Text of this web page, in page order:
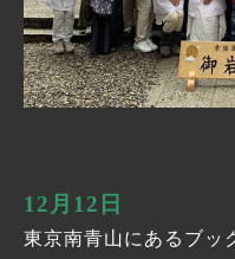
12月12日
東京南青山にあるブッ